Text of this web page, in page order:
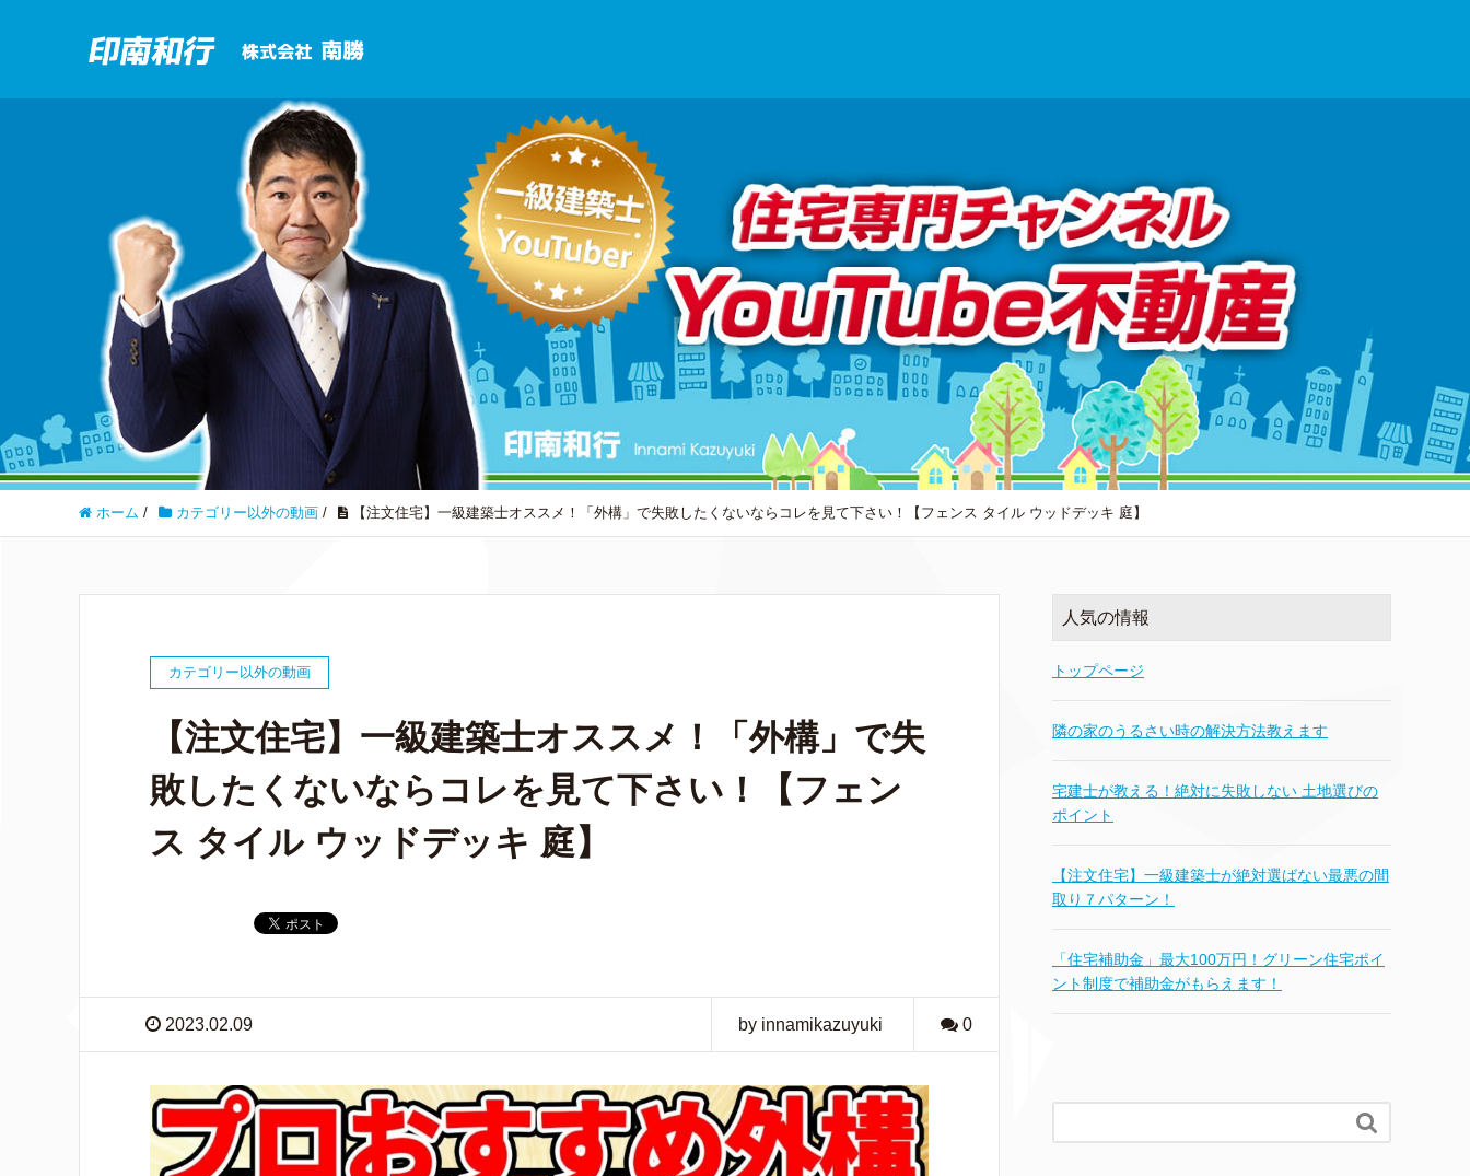
ホーム / カテゴリー以外の動画 / 【注文住宅】一級建築士オススメ！「外構」で失敗したくないならコレを見て下さい！【フェンス タイル ウッドデッキ 庭】
カテゴリー以外の動画
【注文住宅】一級建築士オススメ！「外構」で失
敗したくないならコレを見て下さい！【フェン
ス タイル ウッドデッキ 庭】
2023.02.09 by innamikazuyuki 0
人気の情報
トップページ
隣の家のうるさい時の解決方法教えます
宅建士が教える！絶対に失敗しない 土地選びの
ポイント
【注文住宅】一級建築士が絶対選ばない最悪の間
取り７パターン！
「住宅補助金」最大100万円！グリーン住宅ポイ
ント制度で補助金がもらえます！
